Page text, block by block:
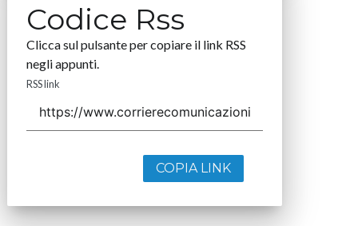
Codice Rss
Clicca sul pulsante per copiare il link RSS
negli appunti.
RSS link
COPIA LINK